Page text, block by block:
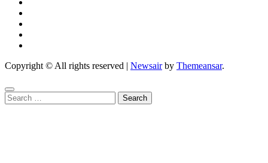
Copyright © All rights reserved | Newsairby Themeansar.
Search
for: